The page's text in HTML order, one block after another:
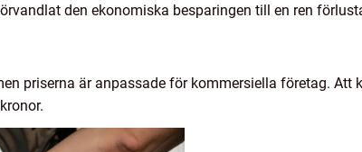
den ekonomiska besparingen till en ren
priserna är anpassade för kommersiella företag. Att